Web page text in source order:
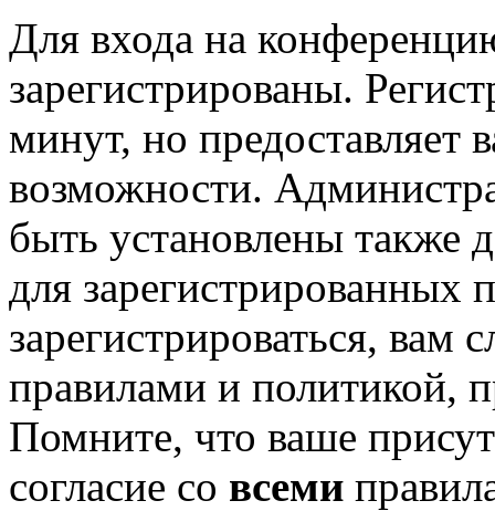
Для входа на
зарегистрированы.
минут, но предоставляет
возможности.
быть установлены также
для зарегистрированных
зарегистрироваться, вам
правилами и политикой,
Помните, что ваше
согласие со всеми